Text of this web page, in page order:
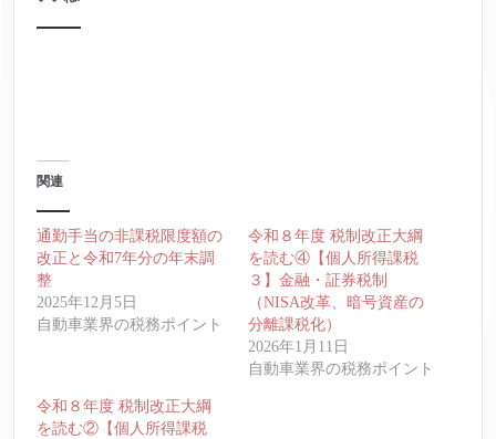
関連
通勤手当の非課税限度額の
改正と令和7年分の年末調
整
2025年12月5日
自動車業界の税務ポイント
令和８年度 税制改正大綱
を読む④【個人所得課税
３】金融・証券税制
（NISA改革、暗号資産の
分離課税化）
2026年1月11日
自動車業界の税務ポイント
令和８年度 税制改正大綱
を読む②【個人所得課税